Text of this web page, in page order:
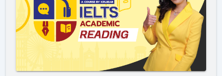
พื้นฐานอ่อนติว IELTS ได้ไหม?
อย่างที่ได้กล่าวไปในข้างต้น ว่าเรามีคอร์สติว IELTS ครบวงจร
เหมาะสำหรับผู้เรียนทุกราย แม้ผู้เรียนจะอยู่ในกลุ่ม “พื้นฐาน